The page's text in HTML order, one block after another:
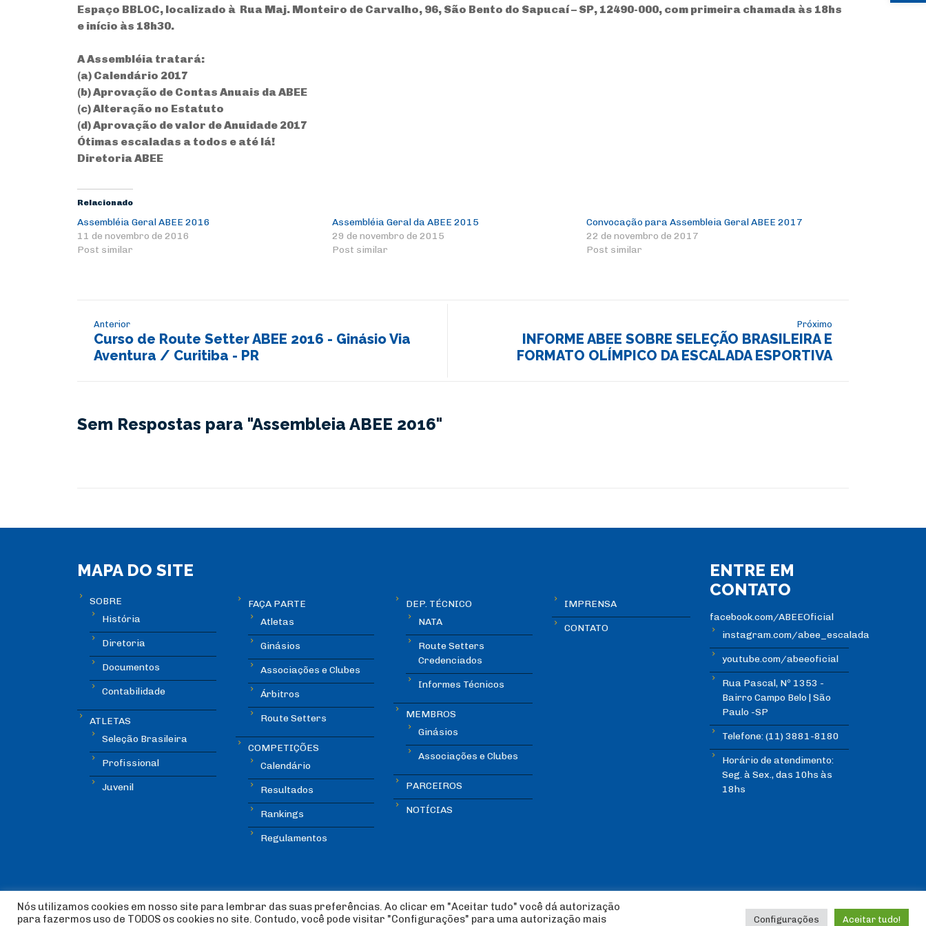
Espaço BBLOC, localizado à Rua Maj. Monteiro de Carvalho, 96, São Bento do Sapucaí – SP, 12490-000, com primeira chamada às 18hs
e início às 18h30.
A Assembléia tratará:
(a) Calendário 2017
(b) Aprovação de Contas Anuais da ABEE
(c) Alteração no Estatuto
(d) Aprovação de valor de Anuidade 2017
Ótimas escaladas a todos e até lá!
Diretoria ABEE
Relacionado
Assembléia Geral ABEE 2016
11 de novembro de 2016
Post similar
Assembléia Geral da ABEE 2015
29 de novembro de 2015
Post similar
Convocação para Assembleia Geral ABEE 2017
22 de novembro de 2017
Post similar
Anterior
Curso de Route Setter ABEE 2016 - Ginásio Via
Aventura / Curitiba - PR
Próximo
INFORME ABEE SOBRE SELEÇÃO BRASILEIRA E
FORMATO OLÍMPICO DA ESCALADA ESPORTIVA
Sem Respostas para "Assembleia ABEE 2016"
MAPA DO SITE
SOBRE
História
Diretoria
Documentos
Contabilidade
ATLETAS
Seleção Brasileira
Profissional
Juvenil
FAÇA PARTE
Atletas
Ginásios
Associações e Clubes
Árbitros
Route Setters
COMPETIÇÕES
Calendário
Resultados
Rankings
Regulamentos
DEP. TÉCNICO
NATA
Route Setters
Credenciados
Informes Técnicos
MEMBROS
Ginásios
Associações e Clubes
PARCEIROS
NOTÍCIAS
IMPRENSA
CONTATO
ENTRE EM
CONTATO
facebook.com/ABEEOficial
instagram.com/abee_escalada
youtube.com/abeeoficial
Rua Pascal, Nº 1353 -
Bairro Campo Belo | São
Paulo -SP
Telefone: (11) 3881-8180
Horário de atendimento:
Seg. à Sex., das 10hs às
18hs
Nós utilizamos cookies em nosso site para lembrar das suas preferências. Ao clicar em "Aceitar tudo" você dá autorização
para fazermos uso de TODOS os cookies no site. Contudo, você pode visitar "Configurações" para uma autorização mais
Configurações Aceitar tudo!